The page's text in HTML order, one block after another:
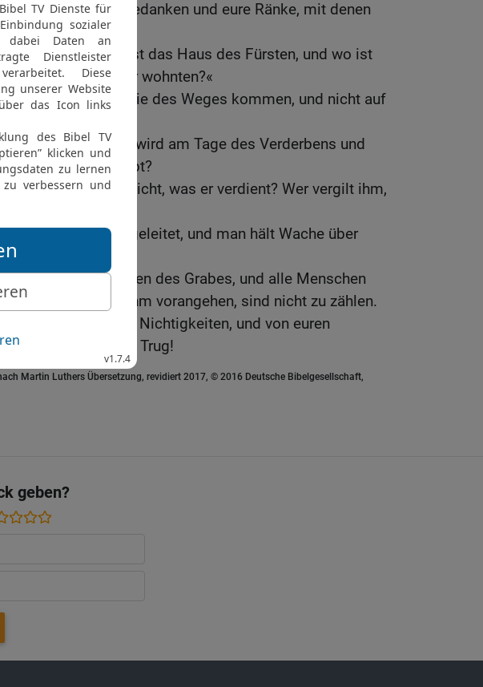
ich kenne eure Gedanken und eure Ränke, mit denen
antut.
ihr sprecht: »Wo ist das Haus des Fürsten, und wo ist
in der die Frevler wohnten?«
ihr nicht befragt, die des Weges kommen, und nicht auf
der Böse erhalten wird am Tage des Verderbens und
des Grimms bleibt?
sagt ihm ins Angesicht, was er verdient? Wer vergilt ihm,
er doch zu Grabe geleitet, und man hält Wache über
Hügel!
sind ihm die Schollen des Grabes, und alle Menschen
ihm nach, und die ihm vorangehen, sind nicht zu zählen.
tröstet ihr mich mit Nichtigkeiten, und von euren
bleibt nichts als Trug!
Martin Luthers Übersetzung, revidiert 2017, © 2016 Deutsche Bibelgesellschaft,
geben?